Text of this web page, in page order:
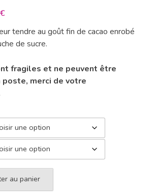
€
tendre au goût fin de cacao enrobé
de sucre.
fragiles et ne peuvent être
poste, merci de votre
au panier